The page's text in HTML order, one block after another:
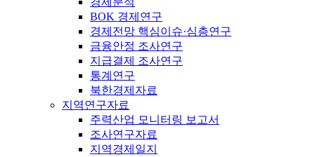
BOK 경제연구
경제전망 핵심이슈·심층연구
금융안정 조사연구
지급결제 조사연구
통계연구
북한경제자료
지역연구자료
주력산업 모니터링 보고서
조사연구자료
지역경제일지